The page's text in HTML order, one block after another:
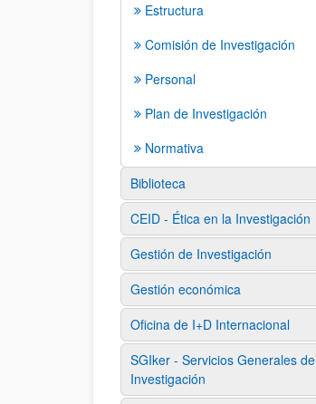
Estructura
Comisión de Investigación
Personal
Plan de Investigación
Normativa
Biblioteca
CEID - Ética en la Investigación
Gestión de Investigación
Gestión económica
Oficina de I+D Internacional
SGIker - Servicios Generales de
Investigación